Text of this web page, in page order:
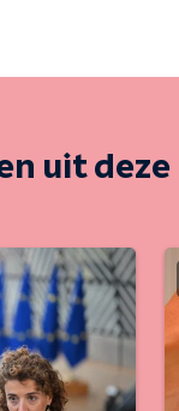
uit